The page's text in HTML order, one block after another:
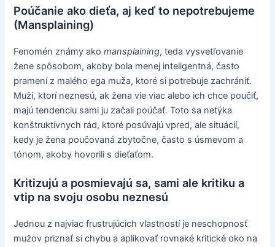
Poúčanie ako dieťa, aj keď to nepotrebujeme
(Mansplaining)
Fenomén známy akomansplaining, teda vysvetľovanie
žene spôsobom, akoby bola menej inteligentná, často
pramení z malého ega muža, ktoré si potrebuje zachrániť.
Muži, ktorí neznesú, ak žena vie viac alebo ich chce poučiť,
majú tendenciu sami ju začali poúčať. Toto sa netýka
konštruktívnych rád, ktoré posúvajú vpred, ale situácií,
kedy je žena poučovaná zbytočne, často s úsmevom a
tónom, akoby hovorili s dieťaťom.
Kritizujú a posmievajú sa, sami ale kritiku a
vtip na svoju osobu neznesú
Jednou z najviac frustrujúcich vlastností je neschopnosť
mužov priznať si chybu a aplikovať rovnaké kritické oko na